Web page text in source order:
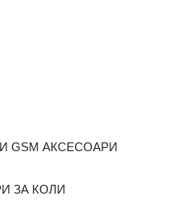
GSM АКСЕСОАРИ
ЗА КОЛИ